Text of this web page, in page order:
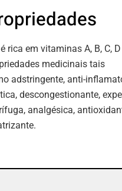
rica em vitaminas A, B, C,
medicinais tais
adstringente, anti-
descongestionante,
analgésica,